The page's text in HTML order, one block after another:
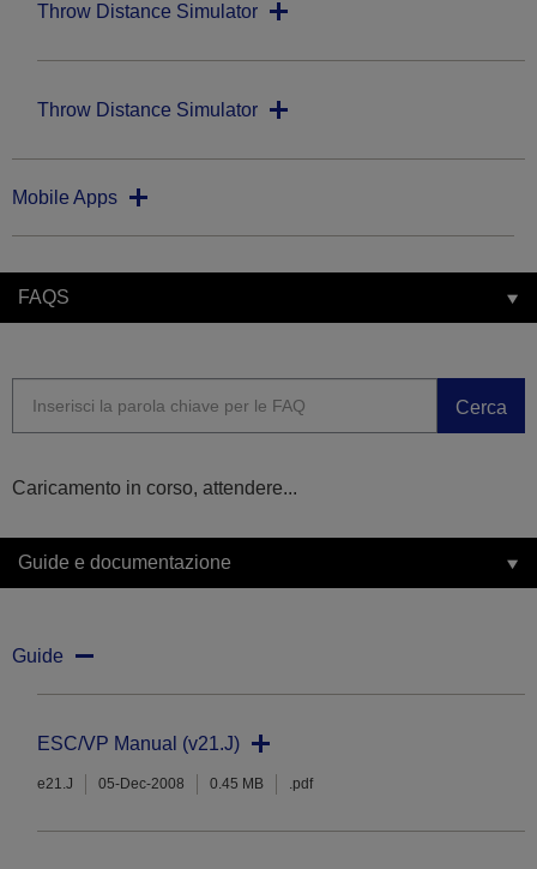
Throw Distance Simulator
Throw Distance Simulator
Mobile Apps
FAQS
Cerca
Caricamento in corso, attendere...
Guide e documentazione
Guide
ESC/VP Manual (v21.J)
e21.J 05-Dec-2008 0.45 MB .pdf